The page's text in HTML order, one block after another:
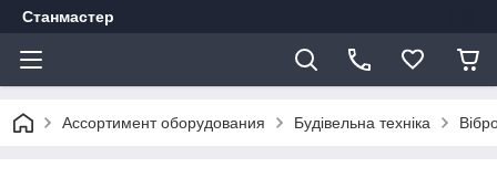
Станмастер
Ассортимент оборудования Будівельна техніка